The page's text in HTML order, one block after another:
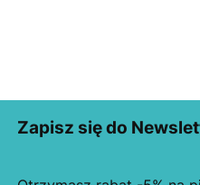
Zapisz się do